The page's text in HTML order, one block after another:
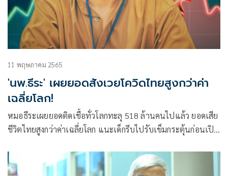
11 พฤษภาคม 2565
'นพ.ธีระ' เผยยอดสังเวยโควิดไทยสูงกว่าค่า
เฉลี่ยโลก!
หมอธีระเผยยอดติดเชื้อทั่วโลกทะลุ 518 ล้านคนไปแล้ว ยอดเสีย
ชีวิตไทยสูงกว่าค่าเฉลี่ยโลก แนะเด็กรีบไปรับเข็มกระตุ้นก่อนเปิด